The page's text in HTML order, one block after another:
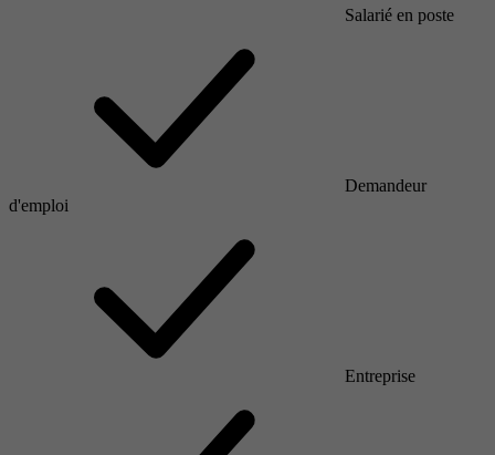
Salarié en poste
Demandeur
d'emploi
Entreprise